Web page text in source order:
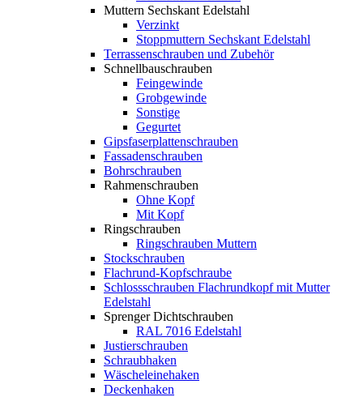
Muttern Sechskant Edelstahl
Verzinkt
Stoppmuttern Sechskant Edelstahl
Terrassenschrauben und Zubehör
Schnellbauschrauben
Feingewinde
Grobgewinde
Sonstige
Gegurtet
Gipsfaserplattenschrauben
Fassadenschrauben
Bohrschrauben
Rahmenschrauben
Ohne Kopf
Mit Kopf
Ringschrauben
Ringschrauben Muttern
Stockschrauben
Flachrund-Kopfschraube
Schlossschrauben Flachrundkopf mit Mutter
Edelstahl
Sprenger Dichtschrauben
RAL 7016 Edelstahl
Justierschrauben
Schraubhaken
Wäscheleinehaken
Deckenhaken